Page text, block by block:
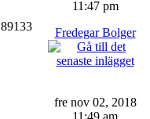
89133
11:47 pm
Fredegar Bolger
fre nov 02, 2018
11:49 am